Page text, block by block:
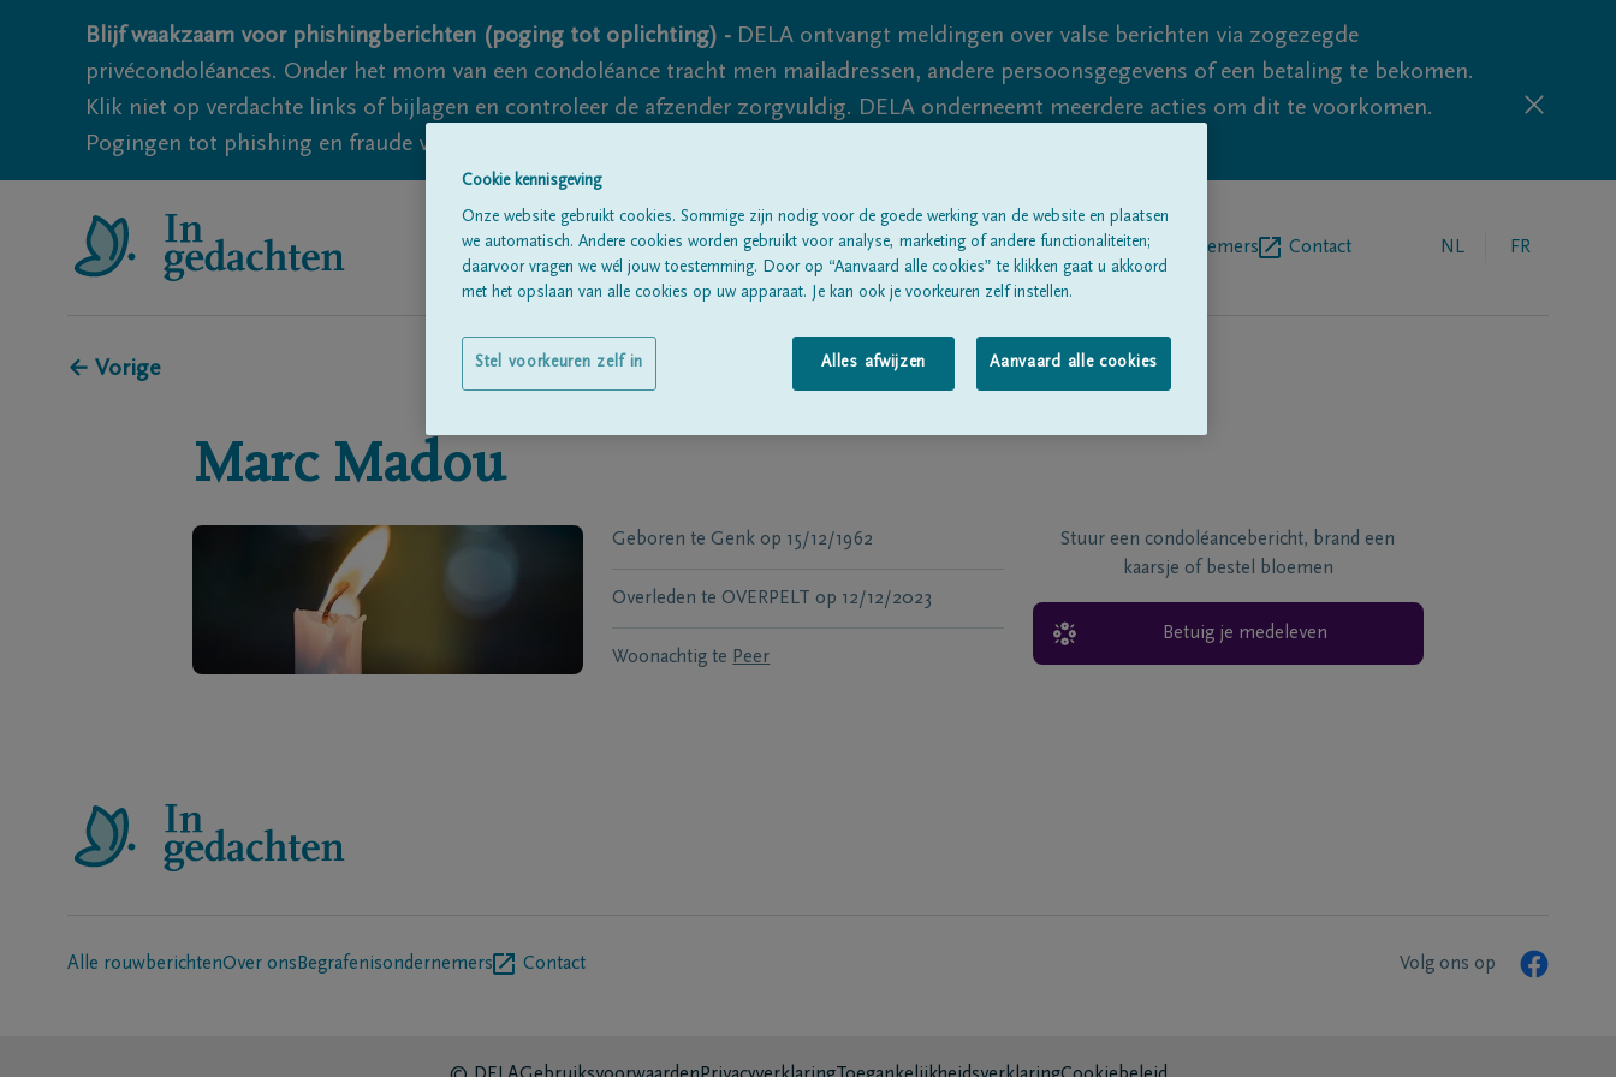
Blijf waakzaam voor phishingberichten (poging tot oplichting) - DELA ontvangt meldingen over valse berichten via zogezegde
privécondoléances. Onder het mom van een condoléance tracht men mailadressen, andere persoonsgegevens of een betaling te bekomen.
Klik niet op verdachte links of bijlagen en controleer de afzender zorgvuldig. DELA onderneemt meerdere acties om dit te voorkomen.
Pogingen tot phishing en fraude vallen echter nooit volledig uit te sluiten, dus blijf waakzaam.
Alle rouwberichten Over onsBegrafenisondernemers Contact NL FR
← Vorige
Marc Madou
Geboren te Genk op 15/12/1962
Overleden te OVERPELT op 12/12/2023
Woonachtig te Peer
Stuur een condoléancebericht, brand een
kaarsje of bestel bloemen
Betuig je medeleven
Alle rouwberichtenOver ons Begrafenisondernemers Contact Volg ons op
Cookie kennisgeving
Onze website gebruikt cookies. Sommige zijn nodig voor de goede werking van de website en plaatsen
we automatisch. Andere cookies worden gebruikt voor analyse, marketing of andere functionaliteiten;
daarvoor vragen we wél jouw toestemming. Door op “Aanvaard alle cookies” te klikken gaat u akkoord
met het opslaan van alle cookies op uw apparaat. Je kan ook je voorkeuren zelf instellen.
Alles afwijzen Aanvaard alle cookies
Stel voorkeuren zelf in